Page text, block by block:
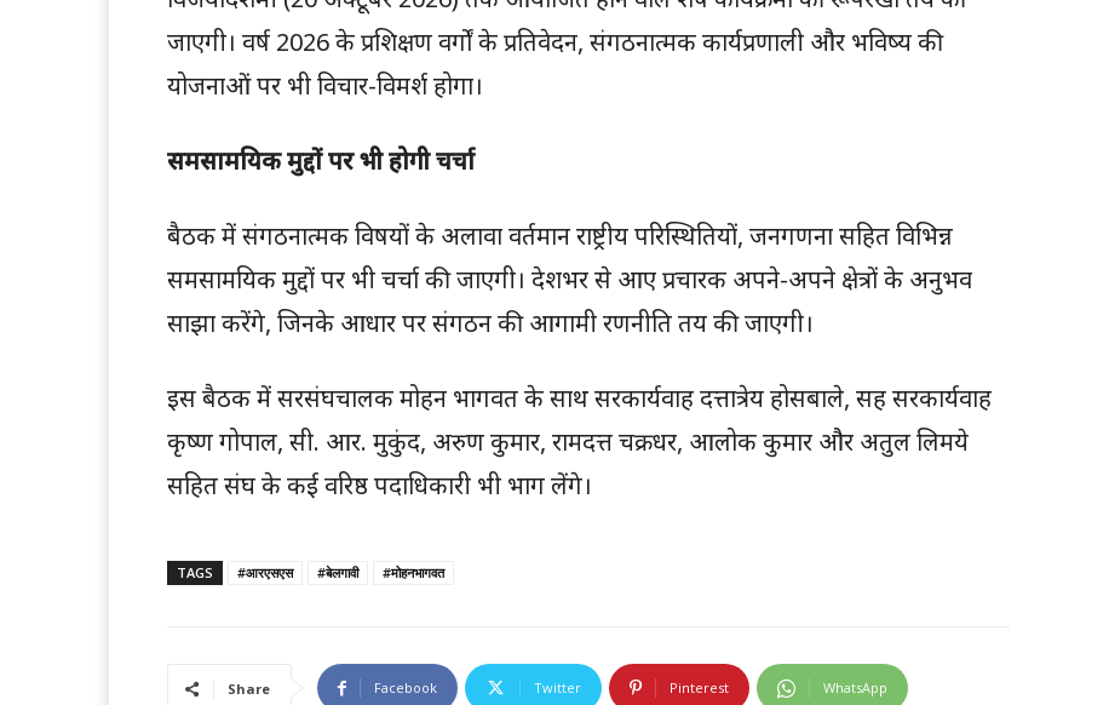
जाएगी। वर्ष 2026 के प्रशिक्षण वर्गों के प्रतिवेदन, संगठनात्मक कार्यप्रणाली और भविष्य की
योजनाओं पर भी विचार-विमर्श होगा।
समसामयिक मुद्दों पर भी होगी चर्चा
बैठक में संगठनात्मक विषयों के अलावा वर्तमान राष्ट्रीय परिस्थितियों, जनगणना सहित विभिन्न
समसामयिक मुद्दों पर भी चर्चा की जाएगी। देशभर से आए प्रचारक अपने-अपने क्षेत्रों के अनुभव
साझा करेंगे, जिनके आधार पर संगठन की आगामी रणनीति तय की जाएगी।
इस बैठक में सरसंघचालक मोहन भागवत के साथ सरकार्यवाह दत्तात्रेय होसबाले, सह सरकार्यवाह
कृष्ण गोपाल, सी. आर. मुकुंद, अरुण कुमार, रामदत्त चक्रधर, आलोक कुमार और अतुल लिमये
सहित संघ के कई वरिष्ठ पदाधिकारी भी भाग लेंगे।
TAGS #आरएसएस #बेलगावी #मोहनभागवत
Share Facebook Twitter Pinterest WhatsApp